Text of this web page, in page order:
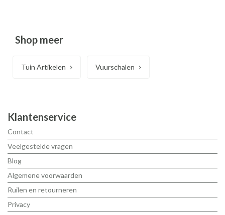
Shop meer
Tuin Artikelen Vuurschalen
Klantenservice
Contact
Veelgestelde vragen
Blog
Algemene voorwaarden
Ruilen en retourneren
Privacy